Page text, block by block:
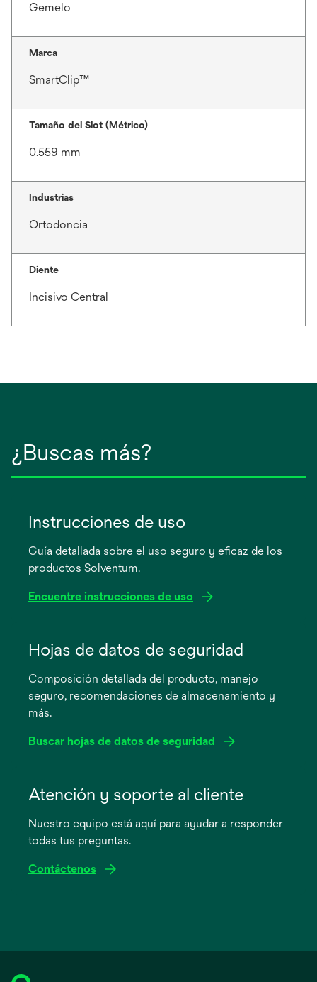
Gemelo
Marca
SmartClip™
Tamaño del Slot (Métrico)
0.559 mm
Industrias
Ortodoncia
Diente
Incisivo Central
¿Buscas más?
Instrucciones de uso
Guía detallada sobre el uso seguro y eficaz de los
productos Solventum.
Encuentre instrucciones de uso
abre
pestaña
nueva
Hojas de datos de seguridad
Composición detallada del producto, manejo
seguro, recomendaciones de almacenamiento y
más.
Buscar hojas de datos de seguridad
abre
pestaña
Atención y soporte al cliente
Nuestro equipo está aquí para ayudar a responder
todas tus preguntas.
Contáctenos